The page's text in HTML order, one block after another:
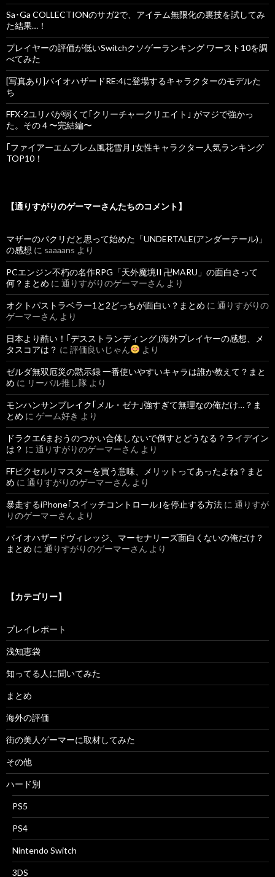
Sa･Ga COLLECTIONのサガ2で、アイテム無限化の裏技を試してみ
た結果…！
プレイヤーの評価が低いSwitchクソゲーランキング ワースト10を調
べてみた
[写真あり]バイオハザードRE:4に登場するキャラクターのモデルた
ち
FFX-2ユリパが弱くて｢クリーチャークリエイト｣ がマジで強かっ
た。その４〜完結編〜
｢ファイアーエムブレム風花雪月｣女性キャラクター人気ランキング
TOP10！
【通りすがりのゲーマーさんたちのコメント】
マザーのパクリだと思って始めた「UNDERTALE(アンダーテール)」
の感想 に saaaans より
PCエンジン不朽の名作RPG「天外魔境II 卍MARU」の面白さって
何？まとめ に 通りすがりのゲーマーさん より
オクトパストラベラー1と2どっちが面白い？まとめ に 通りすがりの
ゲーマーさん より
日本より酷い！｢デスストランディング｣海外プレイヤーの感想、メ
タスコアは？ に 評価良いじゃん より
ゼルダ無双厄災の黙示録 一番使いやすいキャラは誰か教えて？まと
め に リーバル推し隊 より
モンハンサンブレイク｢メル・ゼナ｣強すぎて無理なの俺だけ…？ま
とめ に ゲーム好き より
ドラクエ6まおうのつかい合体しないで倒すとどうなる？ライデイン
は？ に 通りすがりのゲーマーさん より
FFピクセルリマスターを買う意味、メリットってあったよね？まと
め に 通りすがりのゲーマーさん より
暴走するiPhone｢スイッチコントロール｣を停止する方法 に 通りすが
りのゲーマーさん より
バイオハザードヴィレッジ、マーセナリーズ面白くないの俺だけ？
まとめ に 通りすがりのゲーマーさん より
【カテゴリー】
プレイレポート
浅知恵袋
知ってる人に聞いてみた
まとめ
海外の評価
街の美人ゲーマーに取材してみた
その他
ハード別
PS5
PS4
Nintendo Switch
3DS